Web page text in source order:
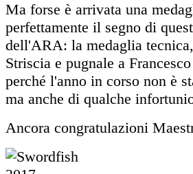
Ma forse è arrivata una
perfettamente il segno di
dell'ARA: la medaglia
Striscia e pugnale a
perché l'anno in corso non è
ma anche di qualche
Ancora congratulazioni